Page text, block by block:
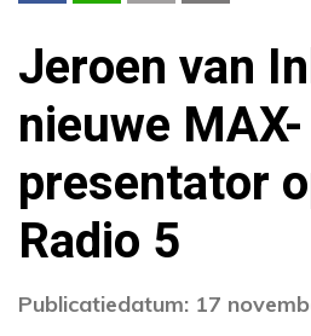
Jeroen van
nieuwe MAX-
presentator
Radio 5
Publicatiedatum: 17